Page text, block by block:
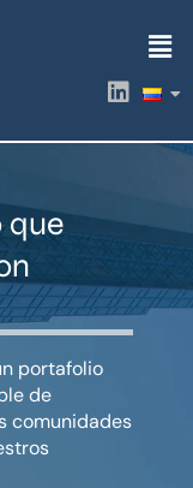
L
i
k
i
que
portafolio
de
comunidades